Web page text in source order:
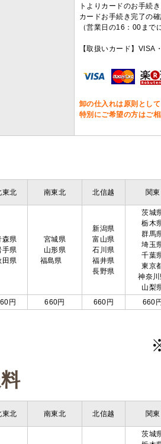
トよりカードのお手続
カードお手続き完了の
（営業日の16：00ま
【取扱いカード】
卸の仕入れは原則とし
特別にご希望の方はご
料
東北 南東北 北信越 関東
森県
手県
田県
宮城県
山形県
福島県
新潟県
富山県
石川県
福井県
長野県
茨城
栃木
群馬
埼玉
千葉
東京
神奈
山梨
円 660円 660円 660
送料
東北 南東北 北信越 関東
茨城